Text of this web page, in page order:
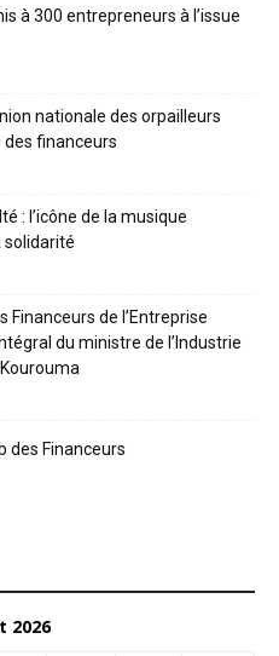
à 300 entrepreneurs à l’issue
nationale des orpailleurs
des financeurs
: l’icône de la musique
solidarité
Financeurs de l’Entreprise
du ministre de l’Industrie
des Financeurs
2026